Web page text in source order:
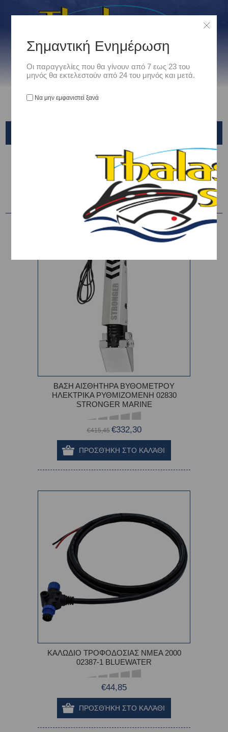
Ηλεκτρονικα/Fishfinder/GPS/VHF / ΑΞΕΣΟΥΑΡ ΒΥΘΟΜΕΤΡΩΝ
-20%
ΒΑΣΗ ΑΙΣΘΗΤΗΡΑ ΒΥΘΟΜΕΤΡΟΥ
ΗΛΕΚΤΡΙΚΑ ΡΥΘΜΙΖΟΜΕΝΗ 02830
STRONGER MARINE
€415,45 €332,30
ΚΑΛΩΔΙO ΤΡΟΦΟΔΟΣΙΑΣ NMEA 2000
02387-1 BLUEWATER
€44,85
Σημαντική Ενημέρωση
Οι παραγγελίες που θα γίνουν από 7 εως 23 του
μηνός θα εκτελεστούν από 24 του μηνός και μετά.
Να μην εμφανιστεί ξανά